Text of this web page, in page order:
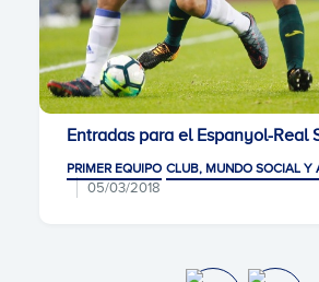
Entradas para el Espanyol-Real
PRIMER EQUIPO CLUB, MUNDO SOCIAL Y
05/03/2018